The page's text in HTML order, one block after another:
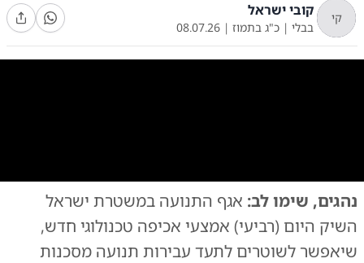
קי קובי ישראל
בבלי | כ"ג בתמוז |
08.07.26
השקת המערכת החדשה |צילום:צילום: דוברות המשטרה נהגים, שימו לב: אגף התנועה במשטרת ישראל
השיק היום (רביעי) אמצעי אכיפה טכנולוגי חדש,
שיאפשר לשוטרים לתעד עבירות תנועה מסכנות